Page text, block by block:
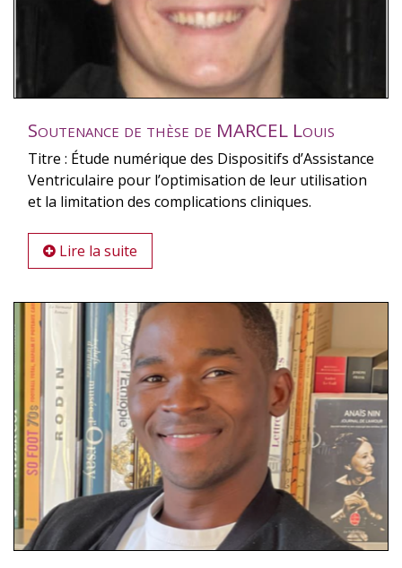
Soutenance de thèse de MARCEL Louis
Titre : Étude numérique des Dispositifs d’Assistance
Ventriculaire pour l’optimisation de leur utilisation
et la limitation des complications cliniques.
Lire la suite